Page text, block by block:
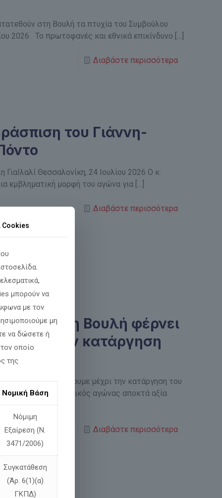
στη Βουλή τα πτυχία του Συμβούλου
2026 Το πρωτοφανές και εθνικά επικίνδυνο
Διαβάστε περισσότερα
του Γιάννη-
Θεσσαλονίκη, 24 Ιουλίου 2026 Ο κ.
εμβληματική μορφή του αγώνα για[…]
Διαβάστε περισσότερα
στη Βουλή φέρνει
μέχρι την κατάργηση
Συνεχίζουμε μέχρι την κατάργηση του
Ο κοινοβουλευτικός αγώνας αποκτά αξία
Διαβάστε περισσότερα
Cookies
μπορούν να
με τον
μη
να δώσετε ή
οποίο
της
Νομική Βάση
Νόμιμη
Εξαίρεση (Ν.
3471/2006)
Συγκατάθεση
(Άρ. 6(1)(α)
ΓΚΠΔ)